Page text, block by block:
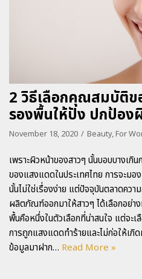
2 วิธีเลือกคุณสมบัติ
รองพื้นให้ปัง ปกป้อง
November 18, 2020 Beauty,For
เพราะผิวหน้าของสาวๆ นั้นบอบบางเ
ของแสงแดดในประเทศไทย การจะ
นั้นไม่ใช่เรื่องง่าย แต่ปัจจุบันตลาดควา
ผลิตภัณฑ์ออกมาให้สาวๆ ได้เลือกอย่
พื้นคือหนึ่งในตัวเลือกที่น่าสนใจ แต่จะเ
การถูกแสงแดดทำร้ายและไม่ก่อให้เกิ
ข้อมูลมาฝาก… Read More »